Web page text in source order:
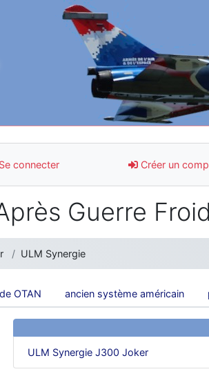
Se connecter Créer un
Guerre
ULM Synergie
OTAN ancien système américain
ULM Synergie J300 Joker